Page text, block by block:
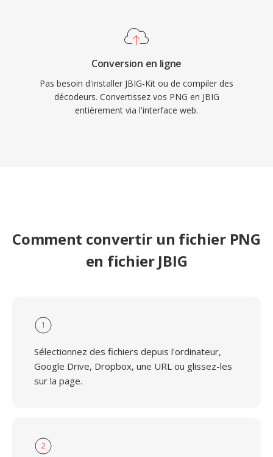
Conversion en ligne
Pas besoin d'installer JBIG-Kit ou de compiler des
décodeurs. Convertissez vos PNG en JBIG
entièrement via l'interface web.
Comment convertir un fichier PNG
en fichier JBIG
1
Sélectionnez des fichiers depuis l'ordinateur,
Google Drive, Dropbox, une URL ou glissez-les
sur la page.
2